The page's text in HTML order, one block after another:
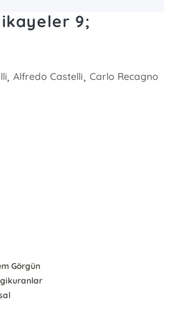
9;
, Alfredo Castelli, Carlo Recagno
Görgün